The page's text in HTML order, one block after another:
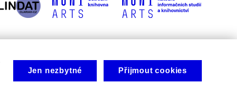
Jen nezbytné Přijmout cookies